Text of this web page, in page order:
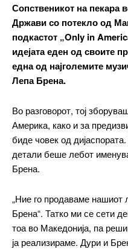
Сопственикот на пекара
Држави со потекло од
подкастот „Only in
идејата еден од своите
една од најголемите
Лепа Брена.
Во разговорот, тој
Америка, како и за
биде човек од
детали беше лебот
Брена.
„Ние го продаваме нашиот
Брена“. Татко ми се сети
тоа во Македонија, па
ја реализираме. Дури и